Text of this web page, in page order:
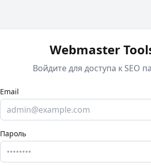
Webmaster
Войдите для доступа к SEO
Email
Пароль